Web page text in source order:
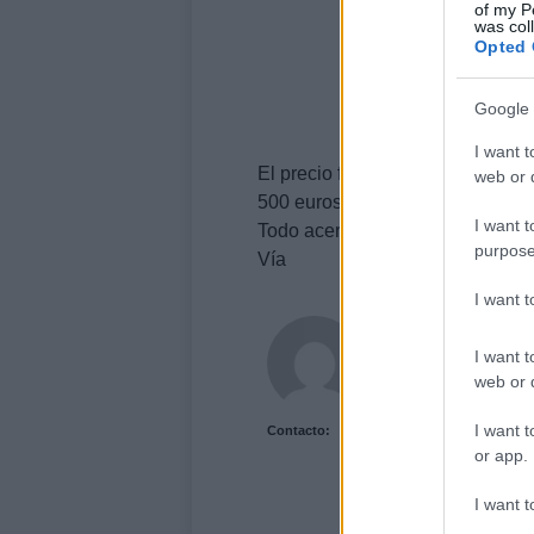
of my
was
Opted
Google
I want
web or
I want
I want
I want
web or
I want
or app.
I want
El precio final de esta versión
500 euros.
Todo acerca de
entrando
Vía
Contacto: